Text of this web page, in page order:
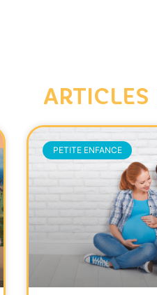
ARTICLES
PETITE ENFANCE